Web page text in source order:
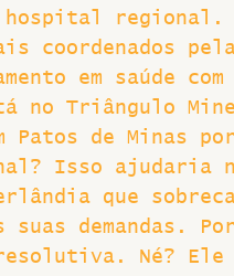
hospital regional.
coordenados pela
em saúde com
no Triângulo
Patos de Minas
Isso ajudaria
que
demandas.
Né? Ele